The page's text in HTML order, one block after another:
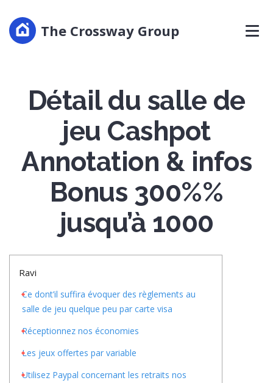
The Crossway Group
Détail du salle de
jeu Cashpot
Annotation & infos
Bonus 300%%
jusqu’à 1000
Ravi
Ce dont’il suffira évoquer des règlements au
salle de jeu quelque peu par carte visa
Réceptionnez nos économies
Les jeux offertes par variable
Utilisez Paypal concernant les retraits nos